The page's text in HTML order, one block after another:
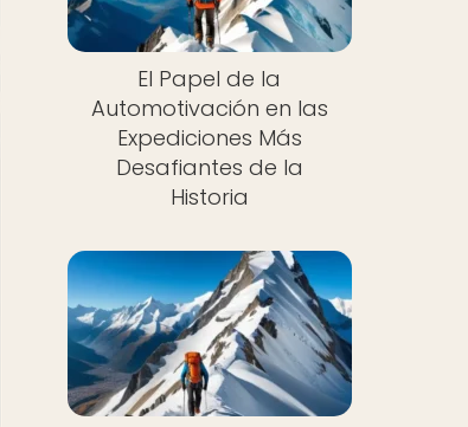
El Papel de la
Automotivación en las
Expediciones Más
Desafiantes de la
Historia